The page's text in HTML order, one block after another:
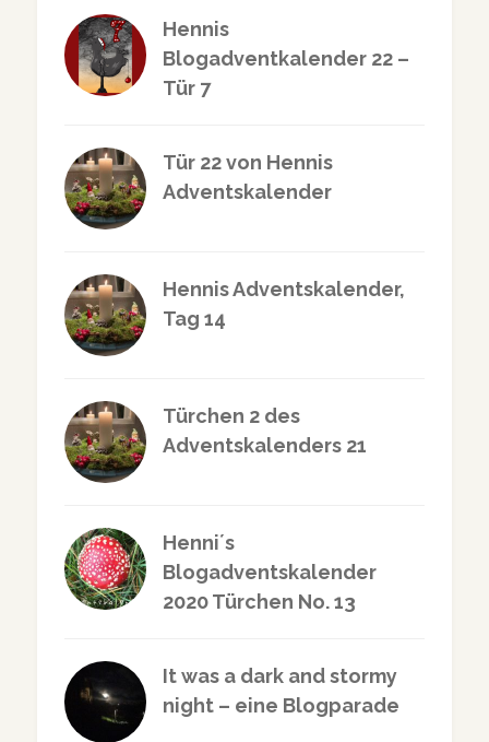
Hennis
Blogadventkalender 22 –
Tür 7
Tür 22 von Hennis
Adventskalender
Hennis Adventskalender,
Tag 14
Türchen 2 des
Adventskalenders 21
Henni´s
Blogadventskalender
2020 Türchen No. 13
It was a dark and stormy
night – eine Blogparade